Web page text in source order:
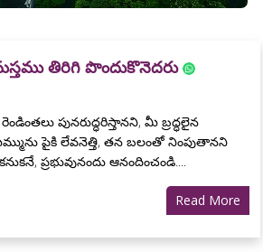
తిరిగి పొందుకొనెదరు
పునరుద్ధరిస్తానని, మీ బ్రద్ధలైన
పైకి లేవనెత్తి, తన బలంతో నింపుతానని
ప్రభువునందు ఆనందించండి....
Read More